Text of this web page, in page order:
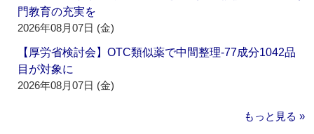
門教育の充実を
2026年08月07日 (金)
【厚労省検討会】OTC類似薬で中間整理‐77成分1042品
目が対象に
2026年08月07日 (金)
もっと見る »